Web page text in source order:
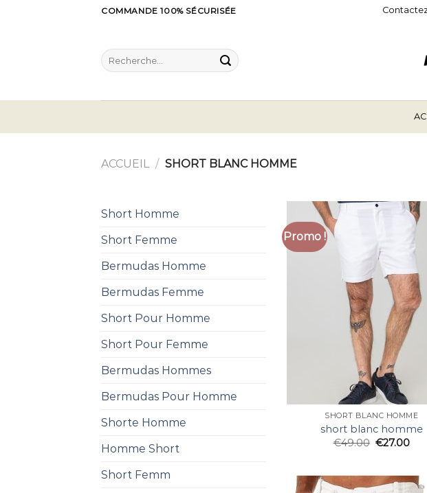
COMMANDE 100% SÉCURISÉE
Recherche
pour :
ACCUEIL / SHORT BLANC HOMME
Short Homme
Short Femme
Bermudas Homme
Bermudas Femme
Short Pour Homme
Short Pour Femme
Bermudas Hommes
Bermudas Pour Homme
Shorte Homme
Homme Short
Short Femm
Promo !
SHORT BLANC HOMME
short blanc homme
€49.00 €27.00